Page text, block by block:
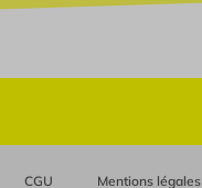
CGU Mentions légales